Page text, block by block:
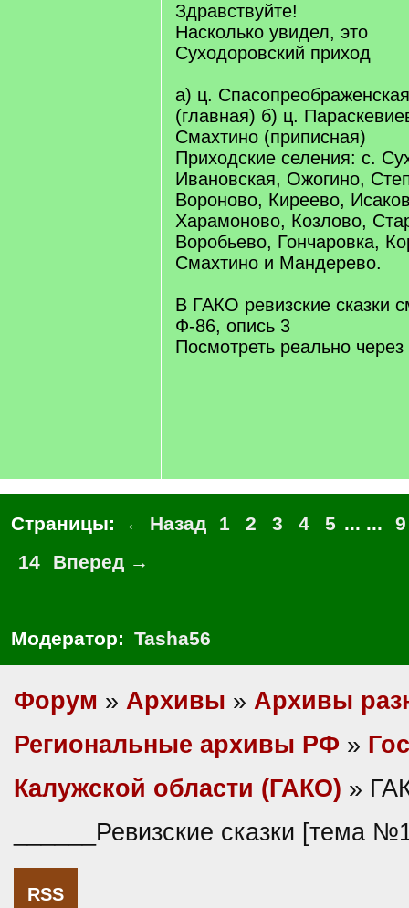
Здравствуйте!
Насколько увидел, это
Суходоровский приход
а) ц.
(главная) б) ц.
Смахтино (приписная)
Приходские селения: с.
Ивановская, Ожогино,
Вороново, Киреево,
Харамоново, Козлово,
Воробьево, Гончаровка,
Смахтино и Мандерево.
В ГАКО ревизские сказки
Ф-86, опись 3
Посмотреть реально через
Страницы: ← Назад 1 2 3 4 5 ... ...
9
14
Вперед →
Модератор: Tasha56
Форум » Архивы » Архивы
Региональные архивы РФ »
Калужской области (ГАКО) »
______Ревизские сказки [тема
RSS